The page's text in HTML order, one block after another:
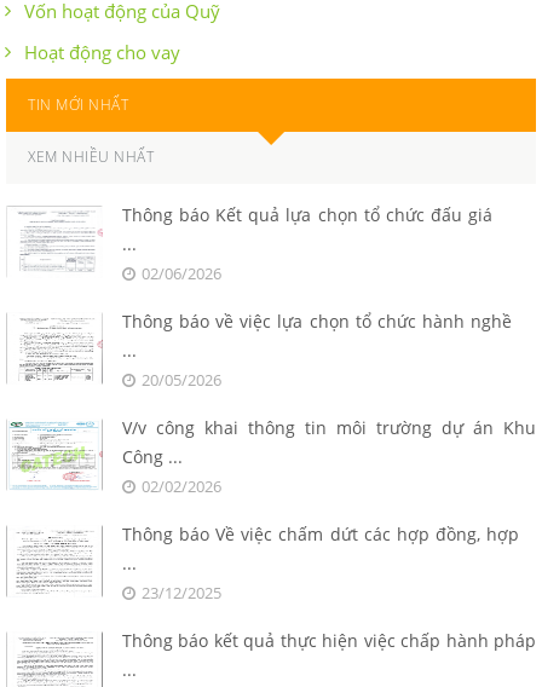
Vốn hoạt động của Quỹ
Hoạt động cho vay
TIN MỚI NHẤT
XEM NHIỀU NHẤT
Thông báo Kết quả lựa chọn tổ chức đấu giá
...
02/06/2026
Thông báo về việc lựa chọn tổ chức hành nghề
...
20/05/2026
V/v công khai thông tin môi trường dự án Khu
Công ...
02/02/2026
Thông báo Về việc chấm dứt các hợp đồng, hợp
...
23/12/2025
Thông báo kết quả thực hiện việc chấp hành pháp
...